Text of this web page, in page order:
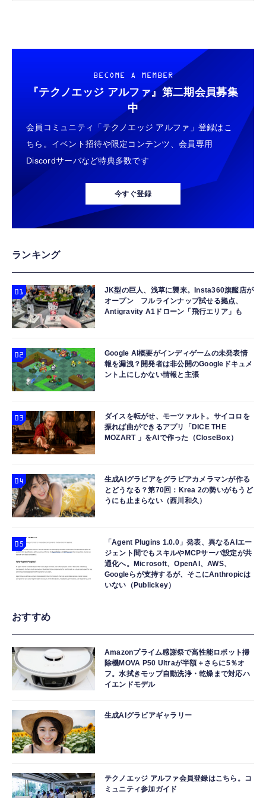
BECOME A MEMBER
『テクノエッジ アルファ』 第二期会員募集
中
会員コミュニティ「テクノエッジ アルファ」登録はこ
ちら。イベント招待や限定コンテンツ、会員専用
Discordサーバなど特典多数です
今すぐ登録
ランキング
JK型の巨人、浅草に襲来。Insta360旗艦店が
オープン フルラインナップ試せる拠点、
Antigravity A1ドローン「飛行エリア」も
Google AI概要がインディゲームの未発表情
報を漏洩？開発者は非公開のGoogleドキュメ
ント上にしかない情報と主張
ダイスを転がせ、モーツァルト。サイコロを
振れば曲ができるアプリ「DICE THE
MOZART 」をAIで作った（CloseBox）
生成AIグラビアをグラビアカメラマンが作る
とどうなる？第70回：Krea 2の勢いがもうど
うにも止まらない（西川和久）
「Agent Plugins 1.0.0」発表、異なるAIエー
ジェント間でもスキルやMCPサーバ設定が共
通化へ。Microsoft、OpenAI、AWS、
Googleらが支持するが、そこにAnthropicは
いない（Publickey）
おすすめ
Amazonプライム感謝祭で高性能ロボット掃
除機MOVA P50 Ultraが半額＋さらに5％オ
フ。水拭きモップ自動洗浄・乾燥まで対応ハ
イエンドモデル
生成AIグラビアギャラリー
テクノエッジ アルファ会員登録はこちら。コ
ミュニティ参加ガイド